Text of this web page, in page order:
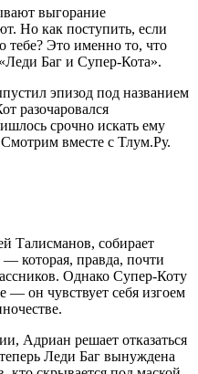
выгорание
Но как поступить, если
тебе? Это именно то, что
Баг и Супер-Кота».
эпизод под названием
разочаровался
срочно искать ему
вместе с Тлум.Ру.
Талисманов, собирает
которая, правда, почти
Однако Супер-Коту
— он чувствует себя изгоем
Адриан решает отказаться
Леди Баг вынуждена